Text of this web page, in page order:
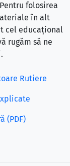
folosirea
în alt
cel educațional
rugăm să ne
Rutiere
(PDF)